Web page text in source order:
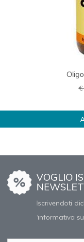
€
VOGLIO
Iscrivendoti
'informativa